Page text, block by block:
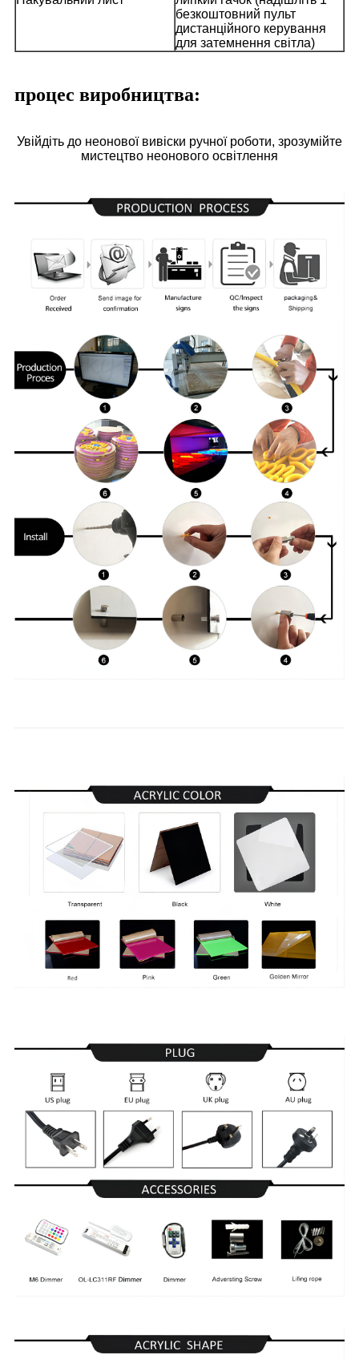
безкоштовний пульт
дистанційного керування
для затемнення світла)
процес виробництва:
Увійдіть до неонової вивіски ручної роботи, зрозумійте
мистецтво неонового освітлення